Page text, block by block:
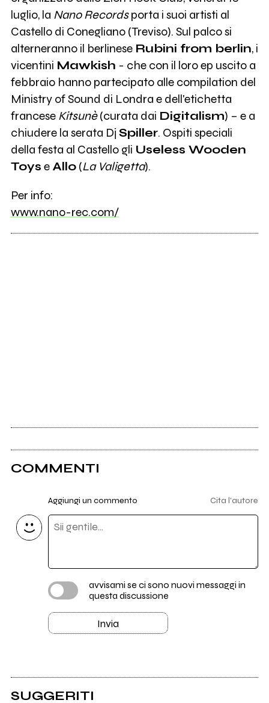
luglio, la Nano Recordsporta i suoi artisti al
Castello di Conegliano (Treviso). Sul palco si
alterneranno il berlinese Rubini from berlin, i
vicentini Mawkish - che con il loro ep uscito a
febbraio hanno partecipato alle compilation del
Ministry of Sound di Londra e dell'etichetta
francese Kitsunè(curata dai Digitalism) – e a
chiudere la serata Dj Spiller. Ospiti speciali
della festa al Castello gli Useless Wooden
Toys e Allo(La Valigetta).
Per info:
www.nano-rec.com/
COMMENTI
Aggiungi un commento Cita l'autore
avvisami se ci sono nuovi messaggi in
questa discussione
Invia
SUGGERITI